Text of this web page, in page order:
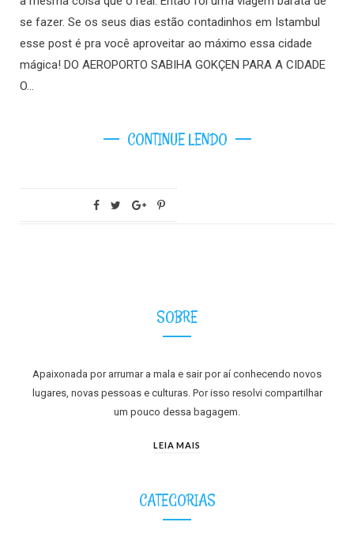
se fazer. Se os seus dias estão contadinhos em Istambul
esse post é pra você aproveitar ao máximo essa cidade
mágica! DO AEROPORTO SABIHA GOKÇEN PARA A CIDADE
O…
CONTINUE LENDO
SOBRE
Apaixonada por arrumar a mala e sair por aí conhecendo novos
lugares, novas pessoas e culturas. Por isso resolvi compartilhar
um pouco dessa bagagem.
LEIA MAIS
CATEGORIAS